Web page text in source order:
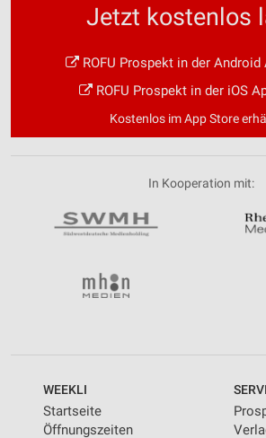
Jetzt kostenlos
ROFU Prospekt in der
ROFU Prospekt in der iOS
Kostenlos im App Store
In Kooperation mit:
WEEKLI
Startseite
Öffnungszeiten